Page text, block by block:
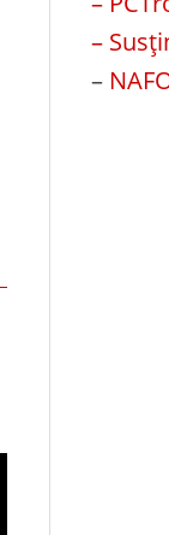
–
–